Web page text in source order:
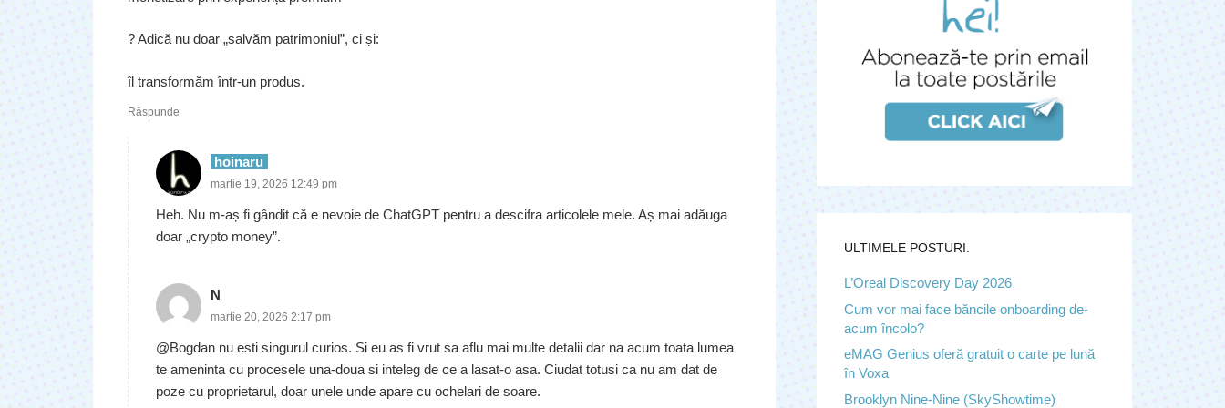
? Adică nu doar „salvăm patrimoniul”, ci și:
îl transformăm într-un produs.
Răspunde
hoinaru
martie 19, 2026 12:49 pm
Heh. Nu m-aș fi gândit că e nevoie de ChatGPT pentru a descifra articolele mele. Aș mai adăuga
doar „crypto money”.
N
martie 20, 2026 2:17 pm
@Bogdan nu esti singurul curios. Si eu as fi vrut sa aflu mai multe detalii dar na acum toata lumea
te ameninta cu procesele una-doua si inteleg de ce a lasat-o asa. Ciudat totusi ca nu am dat de
poze cu proprietarul, doar unele unde apare cu ochelari de soare.
ULTIMELE POSTURI.
L’Oreal Discovery Day 2026
Cum vor mai face băncile onboarding de-
acum încolo?
eMAG Genius oferă gratuit o carte pe lună
în Voxa
Brooklyn Nine-Nine (SkyShowtime)